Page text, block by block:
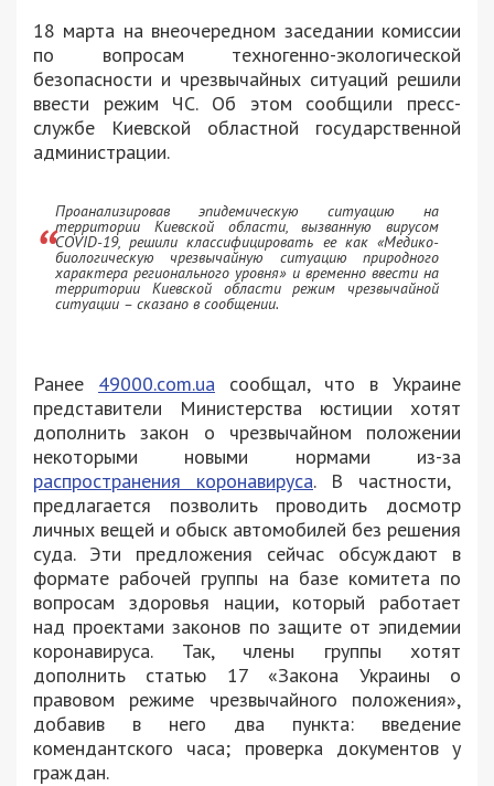
18 марта на внеочередном заседании комиссии
по вопросам техногенно-экологической
безопасности и чрезвычайных ситуаций решили
ввести режим ЧС. Об этом сообщили пресс-
службе Киевской областной государственной
администрации.
Проанализировав эпидемическую ситуацию на
территории Киевской области, вызванную вирусом
COVID-19, решили классифицировать ее как «Медико-
биологическую чрезвычайную ситуацию природного
характера регионального уровня» и временно ввести на
территории Киевской области режим чрезвычайной
ситуации – сказано в сообщении.
Ранее 49000.com.ua сообщал, что в Украине
представители Министерства юстиции хотят
дополнить закон о чрезвычайном положении
некоторыми новыми нормами из-за
распространения коронавируса. В частности,
предлагается позволить проводить досмотр
личных вещей и обыск автомобилей без решения
суда. Эти предложения сейчас обсуждают в
формате рабочей группы на базе комитета по
вопросам здоровья нации, который работает
над проектами законов по защите от эпидемии
коронавируса. Так, члены группы хотят
дополнить статью 17 «Закона Украины о
правовом режиме чрезвычайного положения»,
добавив в него два пункта: введение
комендантского часа; проверка документов у
граждан.